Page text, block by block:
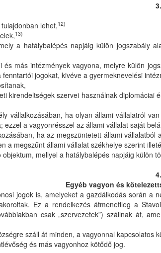
lehet,12)
13)
a hatálybalépés napjáig külön jogszabály
más intézmények vagyona, melyre külön
jogokat, kivéve a gyermeknevelési
kirendeltségek szervei használnak
vállalkozásában, ha olyan állami vállalatról
ezzel a vagyonrésszel az állami vállalat saját
ha az megszüntetett állami vállalatból
a megszűnt állami vállalat székhelye szerint
mellyel a hatálybalépés napjáig külön
Egyéb vagyon és
jogok is, amelyeket a gazdálkodás során
Ez a rendelkezés átmenetileg a
csak „szervezetek”) szállnak át,
száll át minden, a vagyonnal
és más vagyonhoz kötődő jog.